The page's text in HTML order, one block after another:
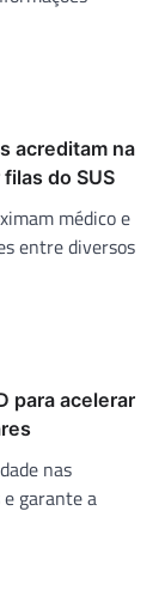
acreditam na
do SUS
médico e
entre diversos
para acelerar
nas
garante a